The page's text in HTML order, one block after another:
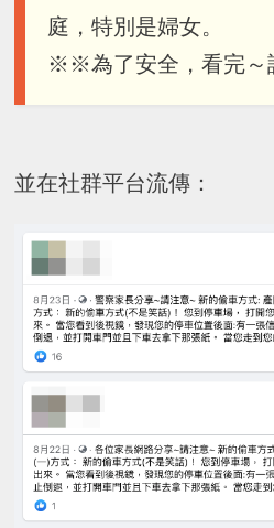
庭，特別是婦女。
※※為了安全，看完～
並在社群平台流傳：